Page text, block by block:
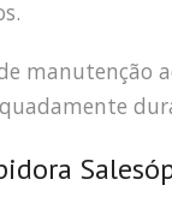
manutenção